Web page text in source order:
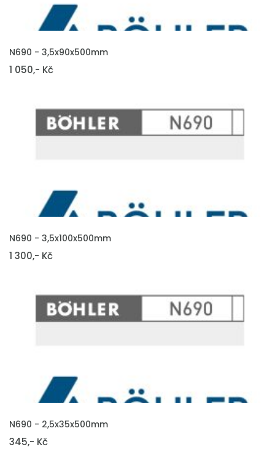
VLOŽIT DO KOŠÍKU
N690 - 3,5x90x500mm
1 050,- Kč
VLOŽIT DO KOŠÍKU
N690 - 3,5x100x500mm
1 300,- Kč
VLOŽIT DO KOŠÍKU
N690 - 2,5x35x500mm
345,- Kč